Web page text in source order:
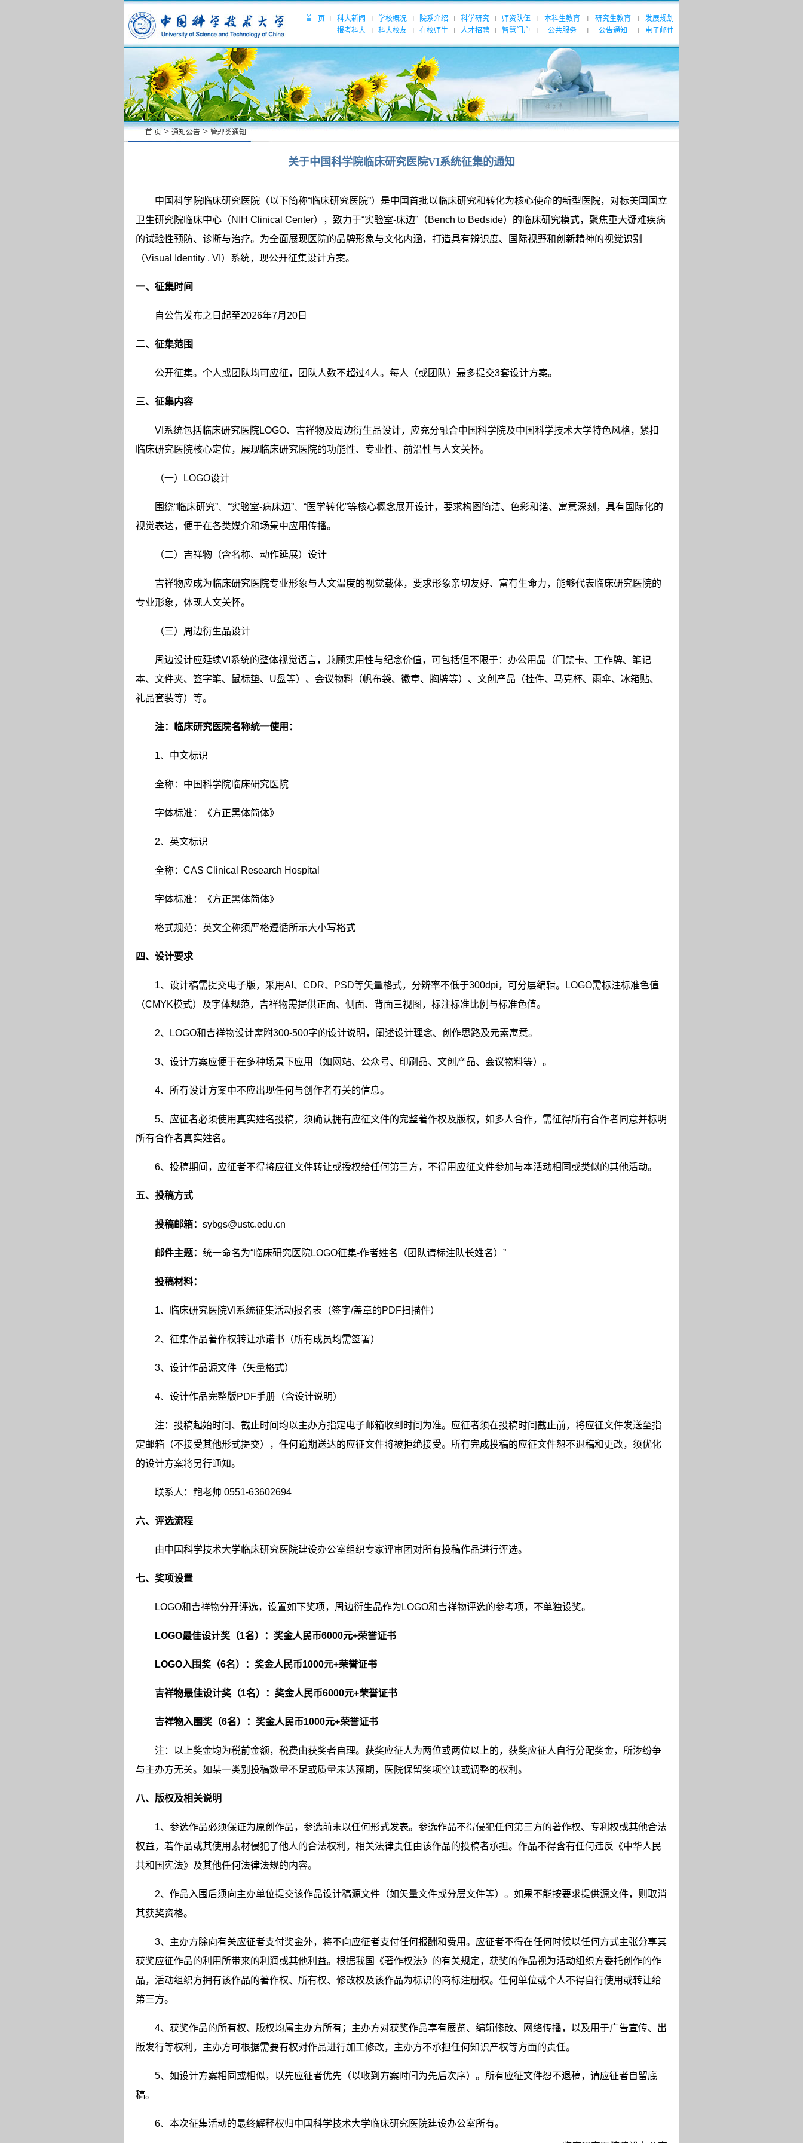
首 页 科大新闻 学校概况 院系介绍 科学研究 师资队伍 本科生教育 研究生教育
发展规划
报考科大
科大校友 在校师生 人才招聘 智慧门户 公共服务 公告通知 电子邮件
首 页>通知公告>管理类通知
关于中国科学院临床研究医院VI系统征集的通知
中国科学院临床研究医院（以下简称“ 临床研究医院”）是中国首批以临床研究和转化为核心使命的新型医院，对标美国国立
卫生研究院临床中心（NIH Clinical Center），致力于“实验室-床边” （Bench to Bedside）的临床研究模式，聚焦重大疑难疾病
的试验性预防、诊断与治疗。为全面展现医院的品牌形象与文化内涵，打造具有辨识度、国际视野和创新精神的视觉识别
（Visual Identity , VI ）系统，现公开征集设计方案。
一、征集时间
自公告发布之日起至2026年7月 20 日
二、征集范围
公开征集。个人或团队均可应征，团队人数不超过4人。每人（或团队）最多提交3套设计方案。
三、征集内容
VI 系统包括临床研究医院LOGO、吉祥物及周边衍生品设计，应充分融合中国科学院及中国科学技术大学特色风格，紧扣
临床研究医院核心定位，展现临床研究医院的功能性、专业性、前沿性与人文关怀。
（一） LOGO设计
围绕“ 临床研究” “实验室-病床边” “医学转化”等核心概念展开设计，要求构图简洁、色彩和谐、寓意深刻，具有国际化的
视觉表达，便于在各类媒介和场景中应用传播。
（二）吉祥物（含名称、动作延展）设计
吉祥物应成为临床研究医院专业形象与人文温度的视觉载体，要求形象亲切友好、富有生命力，能够代表临床研究医院的
专业形象，体现人文关怀。
（三）周边衍生品设计
周边设计应延续VI 系统的整体视觉语言，兼顾实用性与纪念价值，可包括但不限于：办公用品（门禁卡、工作牌、笔记
本、文件夹、签字笔、鼠标垫、 U盘等）、会议物料（帆布袋、徽章、胸牌等）、文创产品（挂件、马克杯、雨伞、冰箱贴、
礼品套装等）等。
注：临床研究医院名称统一使用：
1、中文标识
全称：中国科学院临床研究医院
字体标准：《方正黑体简体》
2、英文标识
全称： CAS Clinical Research Hospital
字体标准：《方正黑体简体》
格式规范：英文全称须严格遵循所示大小写格式
四、设计要求
1、设计稿需提交电子版，采用AI 、 CDR、 PSD等矢量格式，分辨率不低于300dpi，可分层编辑。 LOGO需标注标准色值
（CMYK模式）及字体规范，吉祥物需提供正面、侧面、背面三视图，标注标准比例与标准色值。
2、 LOGO和吉祥物设计需附300-500字的设计说明，阐述设计理念、创作思路及元素寓意。
3、设计方案应便于在多种场景下应用（如网站、公众号、印刷品、文创产品、会议物料等）。
4、所有设计方案中不应出现任何与创作者有关的信息。
5、应征者必须使用真实姓名投稿，须确认拥有应征文件的完整著作权及版权，如多人合作，需征得所有合作者同意并标明
所有合作者真实姓名。
6、投稿期间，应征者不得将应征文件转让或授权给任何第三方，不得用应征文件参加与本活动相同或类似的其他活动。
五、投稿方式
投稿邮箱： sybgs@ustc.edu.cn
邮件主题： 统一命名为“ 临床研究医院LOGO征集-作者姓名（团队请标注队长姓名） ”
投稿材料：
1、临床研究医院VI 系统征集活动报名表（签字/盖章的PDF扫描件）
2、征集作品著作权转让承诺书（所有成员均需签署）
3、设计作品源文件（矢量格式）
4、设计作品完整版PDF手册（含设计说明）
注：投稿起始时间、截止时间均以主办方指定电子邮箱收到时间为准。应征者须在投稿时间截止前，将应征文件发送至指
定邮箱（不接受其他形式提交），任何逾期送达的应征文件将被拒绝接受。所有完成投稿的应征文件恕不退稿和更改，须优化
的设计方案将另行通知。
联系人：鲍老师 0551-63602694
六、评选流程
由中国科学技术大学临床研究医院建设办公室组织专家评审团对所有投稿作品进行评选。
七、奖项设置
LOGO和吉祥物分开评选，设置如下奖项，周边衍生品作为 LOGO和吉祥物评选的参考项，不单独设奖。
LOGO最佳设计奖（1名）：奖金人民币6000元+荣誉证书
LOGO入围奖（6名）：奖金人民币1000元+荣誉证书
吉祥物最佳设计奖（1名）：奖金人民币6000元+荣誉证书
吉祥物入围奖（6名）：奖金人民币1000元+荣誉证书
注：以上奖金均为税前金额，税费由获奖者自理。获奖应征人为两位或两位以上的，获奖应征人自行分配奖金，所涉纷争
与主办方无关。如某一类别投稿数量不足或质量未达预期，医院保留奖项空缺或调整的权利。
八、版权及相关说明
1、参选作品必须保证为原创作品，参选前未以任何形式发表。参选作品不得侵犯任何第三方的著作权、专利权或其他合法
权益，若作品或其使用素材侵犯了他人的合法权利，相关法律责任由该作品的投稿者承担。作品不得含有任何违反《中华人民
共和国宪法》及其他任何法律法规的内容。
2、作品入围后须向主办单位提交该作品设计稿源文件（如矢量文件或分层文件等）。如果不能按要求提供源文件，则取消
其获奖资格。
3、主办方除向有关应征者支付奖金外，将不向应征者支付任何报酬和费用。应征者不得在任何时候以任何方式主张分享其
获奖应征作品的利用所带来的利润或其他利益。根据我国《著作权法》的有关规定，获奖的作品视为活动组织方委托创作的作
品，活动组织方拥有该作品的著作权、所有权、修改权及该作品为标识的商标注册权。任何单位或个人不得自行使用或转让给
第三方。
4、获奖作品的所有权、版权均属主办方所有；主办方对获奖作品享有展览、编辑修改、网络传播，以及用于广告宣传、出
版发行等权利，主办方可根据需要有权对作品进行加工修改，主办方不承担任何知识产权等方面的责任。
5、如设计方案相同或相似，以先应征者优先（以收到方案时间为先后次序）。所有应征文件恕不退稿，请应征者自留底
稿。
6、本次征集活动的最终解释权归中国科学技术大学临床研究医院建设办公室所有。